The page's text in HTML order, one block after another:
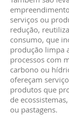
serviços ou
redução,
consumo, que
produção limpa
processos com
carbono ou
ofereçam
produtos que
de
ou pastagens.